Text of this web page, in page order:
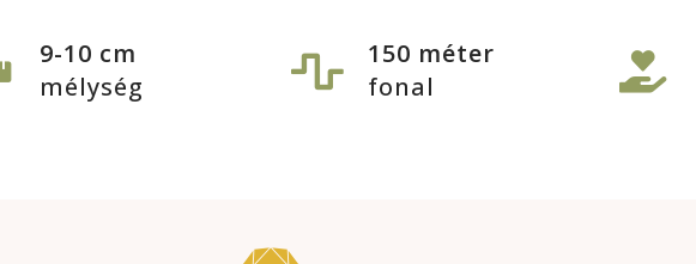
9-10 cm
mélység
150 méter
fonal